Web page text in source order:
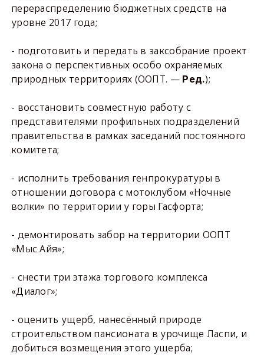
перераспределению бюджетных средств на
уровне 2017 года;
- подготовить и передать в заксобрание проект
закона о перспективных особо охраняемых
природных территориях (ООПТ. — Ред.);
- восстановить совместную работу с
представителями профильных подразделений
правительства в рамках заседаний постоянного
комитета;
- исполнить требования генпрокуратуры в
отношении договора с мотоклубом «Ночные
волки» по территории у горы Гасфорта;
- демонтировать забор на территории ООПТ
«Мыс Айя»;
- снести три этажа торгового комплекса
«Диалог»;
- оценить ущерб, нанесённый природе
строительством пансионата в урочище Ласпи, и
добиться возмещения этого ущерба;